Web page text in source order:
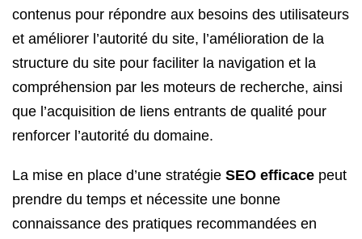
contenus pour répondre aux besoins des utilisateurs
et améliorer l’autorité du site, l’amélioration de la
structure du site pour faciliter la navigation et la
compréhension par les moteurs de recherche, ainsi
que l’acquisition de liens entrants de qualité pour
renforcer l’autorité du domaine.
La mise en place d’une stratégie SEO efficace peut
prendre du temps et nécessite une bonne
connaissance des pratiques recommandées en